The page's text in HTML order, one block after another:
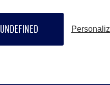
06 65 05 88 50
UNDEFINED